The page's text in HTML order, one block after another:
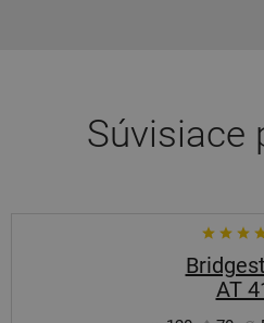
Súvisiace
AT